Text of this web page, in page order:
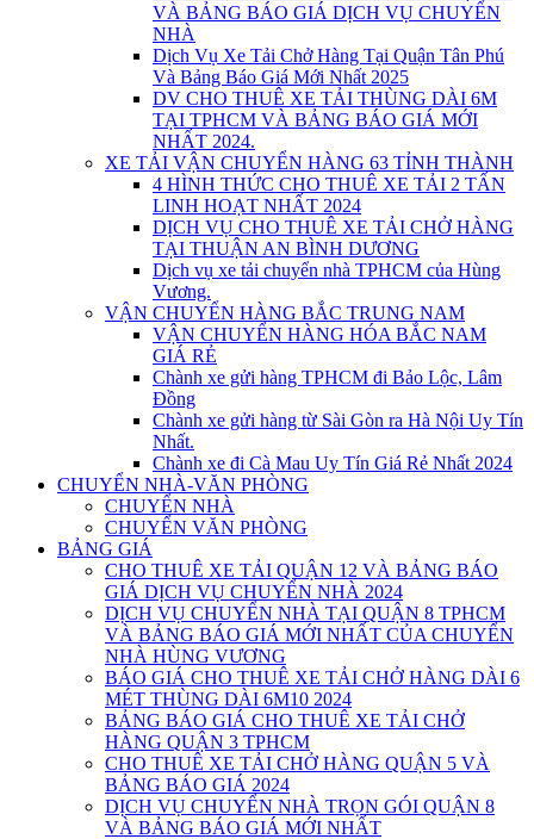
VÀ BẢNG BÁO GIÁ DỊCH VỤ CHUYỂN
NHÀ
Dịch Vụ Xe Tải Chở Hàng Tại Quận Tân Phú
Và Bảng Báo Giá Mới Nhất 2025
DV CHO THUÊ XE TẢI THÙNG DÀI 6M
TẠI TPHCM VÀ BẢNG BÁO GIÁ MỚI
NHẤT 2024.
XE TẢI VẬN CHUYỂN HÀNG 63 TỈNH THÀNH
4 HÌNH THỨC CHO THUÊ XE TẢI 2 TẤN
LINH HOẠT NHẤT 2024
DỊCH VỤ CHO THUÊ XE TẢI CHỞ HÀNG
TẠI THUẬN AN BÌNH DƯƠNG
Dịch vụ xe tải chuyển nhà TPHCM của Hùng
Vương.
VẬN CHUYỂN HÀNG BẮC TRUNG NAM
VẬN CHUYỂN HÀNG HÓA BẮC NAM
GIÁ RẺ
Chành xe gửi hàng TPHCM đi Bảo Lộc, Lâm
Đồng
Chành xe gửi hàng từ Sài Gòn ra Hà Nội Uy Tín
Nhất.
Chành xe đi Cà Mau Uy Tín Giá Rẻ Nhất 2024
CHUYỂN NHÀ-VĂN PHÒNG
CHUYỂN NHÀ
CHUYỂN VĂN PHÒNG
BẢNG GIÁ
CHO THUÊ XE TẢI QUẬN 12 VÀ BẢNG BÁO
GIÁ DỊCH VỤ CHUYỂN NHÀ 2024
DỊCH VỤ CHUYỂN NHÀ TẠI QUẬN 8 TPHCM
VÀ BẢNG BÁO GIÁ MỚI NHẤT CỦA CHUYỂN
NHÀ HÙNG VƯƠNG
BÁO GIÁ CHO THUÊ XE TẢI CHỞ HÀNG DÀI 6
MÉT THÙNG DÀI 6M10 2024
BẢNG BÁO GIÁ CHO THUÊ XE TẢI CHỞ
HÀNG QUẬN 3 TPHCM
CHO THUÊ XE TẢI CHỞ HÀNG QUẬN 5 VÀ
BẢNG BÁO GIÁ 2024
DỊCH VỤ CHUYỂN NHÀ TRỌN GÓI QUẬN 8
VÀ BẢNG BÁO GIÁ MỚI NHẤT